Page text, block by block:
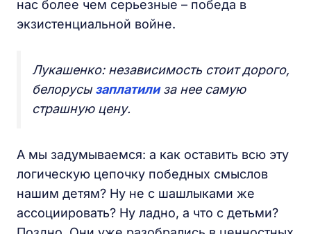
нас более чем серьезные – победа в
экзистенциальной войне.
Лукашенко: независимость стоит дорого,
белорусызаплатилиза нее самую
страшную цену.
А мы задумываемся: а как оставить всю эту
логическую цепочку победных смыслов
нашим детям? Ну не с шашлыками же
ассоциировать? Ну ладно, а что с детьми?